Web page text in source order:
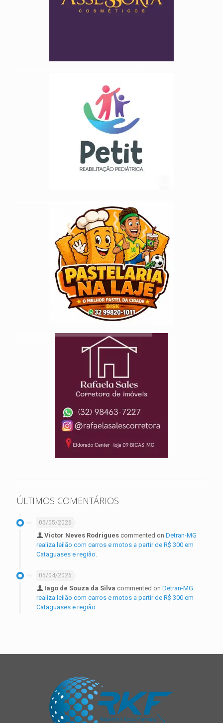
ÚLTIMOS COMENTÁRIOS
05/05/2026
Victor Neves Rodrigues commented on Detran-MG
realiza leilão com carros e motos a partir de R$ 300 em
Cataguases e região.
05/04/2026
Iago de Souza da Silva commented on Detran-MG
realiza leilão com carros e motos a partir de R$ 300 em
Cataguases e região.